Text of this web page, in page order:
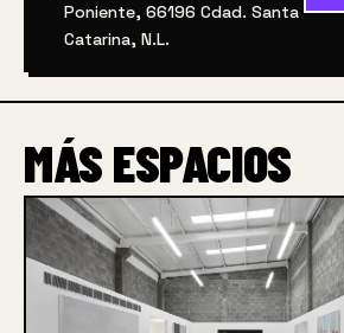
Poniente, 66196 Cdad. Santa
Catarina, N.L.
MÁS ESPACIOS